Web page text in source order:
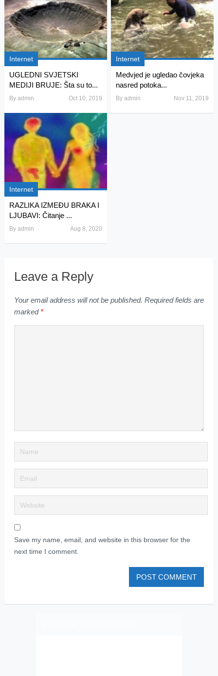
Internet
UGLEDNI SVJETSKI
MEDIJI BRUJE: Šta su to...
By admin Oct 10, 2019
Internet
Medvjed je ugledao čovjeka
nasred potoka...
Byadmin Nov 11, 2019
Internet
RAZLIKA IZMEĐU BRAKA I
LJUBAVI: Čitanje ...
By admin Aug 8, 2020
Leave a Reply
Your email address will not be published. Required fields are
marked *
Save my name, email, and website in this browser for the
next time I comment.